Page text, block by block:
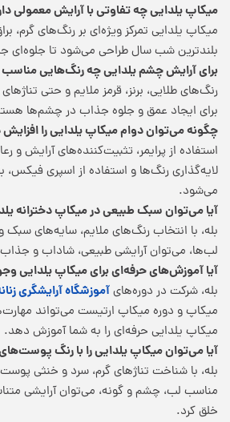
میکاپ یلدایی چه تفاوتی با آرایش معمولی
میکاپ یلدایی تمرکز ویژه‌ای بر رنگ‌های گرم،
بلندترین شب سال طراحی می‌شود تا جلوه‌ای
برای آرایش چشم یلدایی چه رنگ‌هایی
رنگ‌های طلایی، برنز، قرمز ملایم و حتی
برای ایجاد عمق و جلوه جذاب در چشم‌ها
چگونه می‌توان دوام میکاپ یلدایی را افزایش
استفاده از پرایمر، تثبیت‌کننده‌های آرایش و
لایه‌گذاری رنگ‌ها و استفاده از اسپری فیکس،
می‌شود.
آیا می‌توان سبک طبیعی در میکاپ دخترانه
بله، با انتخاب رنگ‌های ملایم، سایه‌های سبک
لب‌ها، می‌توان آرایشی طبیعی، شاداب و
آیا آموزش‌های حرفه‌ای برای میکاپ یلدایی
بله، شرکت در دوره‌هایآموزشگاه آرایشگری
میکاپ و دوره میکاپ ارتیست می‌تواند
میکاپ یلدایی حرفه‌ای را به شما آموزش دهد.
آیا می‌توان میکاپ یلدایی را با رنگ
بله، با شناخت تناژهای گرم، سرد و خنثی
مناسب لب، چشم و گونه، می‌توان آرایشی
خلق کرد.